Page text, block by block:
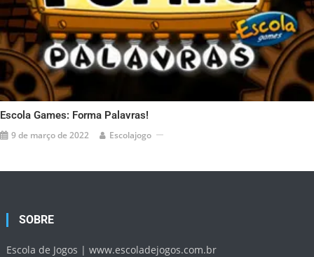
Escola Games: Forma Palavras!
9 de março de 2022 Escolajogo
SOBRE
Escola de Jogos |www.escoladejogos.com.br